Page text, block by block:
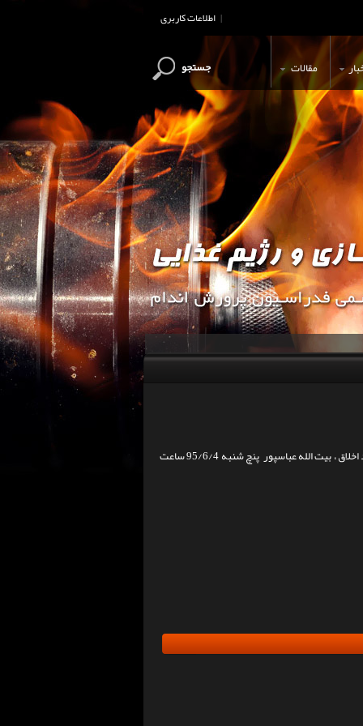
اطلاعات کاربری |
مقالات جستجو
این وب سایت جهت اطلاع رسانی و
اولین سالگرد درگذشت اسطوره پرورش اندام ایران و استاد اخلاق ، بیت الله عباسپور پنچ شنبه 95/6/4 ساعت